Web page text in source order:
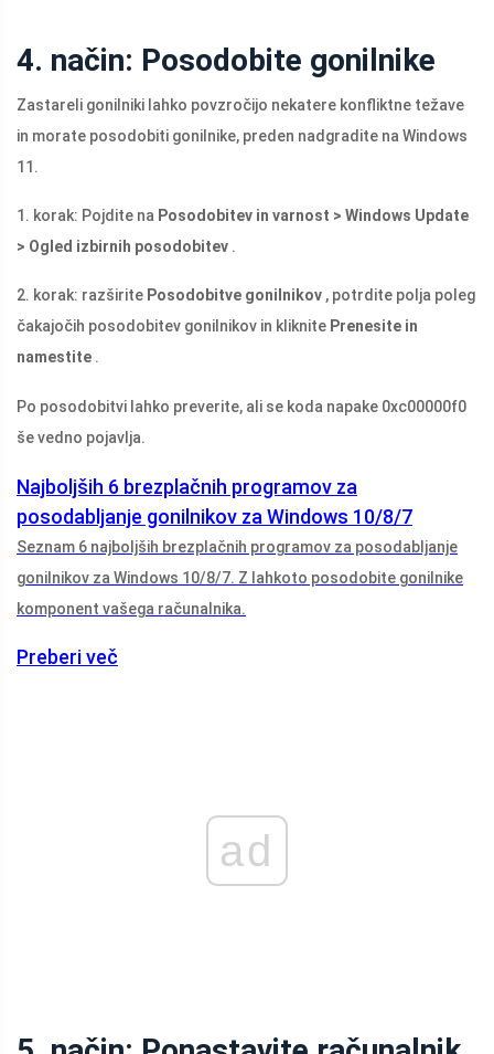
4. način: Posodobite gonilnike
Zastareli gonilniki lahko povzročijo nekatere konfliktne težave
in morate posodobiti gonilnike, preden nadgradite na Windows
11.
1. korak: Pojdite na Posodobitev in varnost > Windows Update
> Ogled izbirnih posodobitev .
2. korak: razširite Posodobitve gonilnikov , potrdite polja poleg
čakajočih posodobitev gonilnikov in kliknite Prenesite in
namestite .
Po posodobitvi lahko preverite, ali se koda napake 0xc00000f0
še vedno pojavlja.
Najboljših 6 brezplačnih programov za
posodabljanje gonilnikov za Windows 10/8/7
Seznam 6 najboljših brezplačnih programov za posodabljanje
gonilnikov za Windows 10/8/7. Z lahkoto posodobite gonilnike
komponent vašega računalnika.
Preberi več
ad